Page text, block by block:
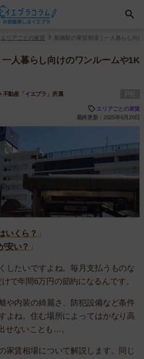
エリアごとの家賃 船橋駅の家賃相場｜一人暮らし向
人暮らし向けのワンルームや1K
不動産「イエプラ」所属
エリアごとの家賃
最終更新：2025年6月20日
いくら？ 」
安い？ 」
したいですよね。毎月支払うものな
で年間6万円の節約になるんです。
や内装の綺麗さ、防犯設備など条件
よね。住む場所によってはかなり高
せないことも…。
家賃相場について解説します。同じ